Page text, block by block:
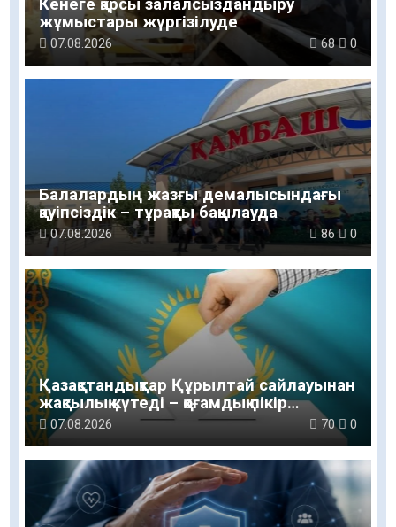
Кенеге қарсы залалсыздандыру
жұмыстары жүргізілуде
07.08.2026 68 0
Балалардың жазғы демалысындағы
қауіпсіздік – тұрақты бақылауда
07.08.2026 86 0
Қазақстандықтар Құрылтай сайлауынан
жақсылық күтеді – қоғамдық пікір
зерттеуі
07.08.2026 70 0